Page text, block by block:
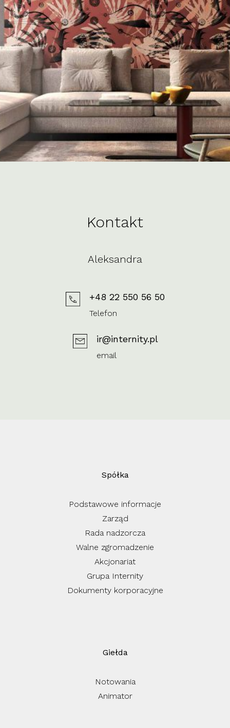
Kontakt
Aleksandra
+48 22 550 56 50
Telefon
ir@internity.pl
email
Spółka
Podstawowe informacje
Zarząd
Rada nadzorcza
Walne zgromadzenie
Akcjonariat
Grupa Internity
Dokumenty korporacyjne
Giełda
Notowania
Animator